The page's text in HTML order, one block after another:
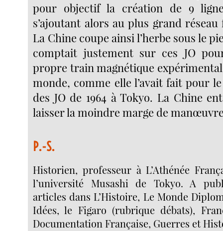
pour objectif la création de 9
s’ajoutant alors au plus grand
La Chine coupe ainsi l’herbe sous le
comptait justement sur ces JO
propre train magnétique expérimental
monde, comme elle l’avait fait pour
des JO de 1964 à Tokyo. La Chine
laisser la moindre marge de
P.-S.
Historien, professeur à L’Athénée
l’université Musashi de Tokyo. A
articles dans L’Histoire, Le Monde
Idées, le Figaro (rubrique débats),
Documentation Française, Guerres et